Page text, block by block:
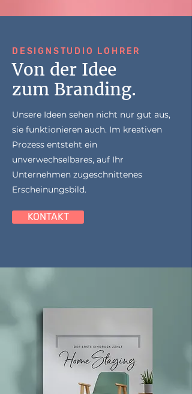
DESIGNSTUDIO LOHRER
Von der Idee
zum Branding.
Unsere Ideen sehen nicht nur gut aus,
sie funktionieren auch. Im kreativen
Prozess entsteht ein
unverwechselbares, auf Ihr
Unternehmen zugeschnittenes
Erscheinungsbild.
KONTAKT